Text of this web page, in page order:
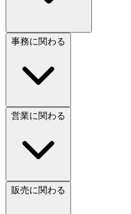
事務に関わる
営業に関わる
販売に関わる